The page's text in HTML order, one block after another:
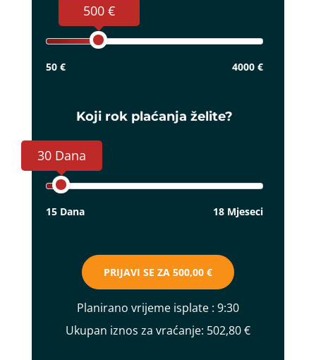
500 €
50 € 4000 €
Koji rok plaćanja želite?
30 Dana
15 Dana 18 Mjeseci
PRIJAVI SE ZA 500,00 €
Planirano vrijeme isplate : 9:30
Ukupan iznos za vraćanje: 502,80 €